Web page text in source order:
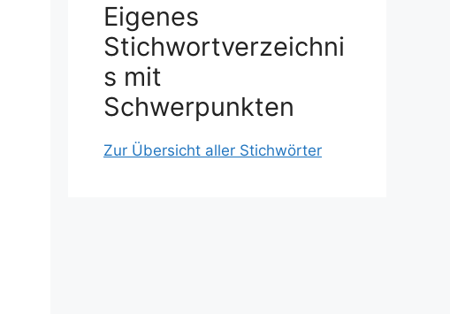
Eigenes
Stichwortverzeichni
s mit
Schwerpunkten
Zur Übersicht aller Stichwörter